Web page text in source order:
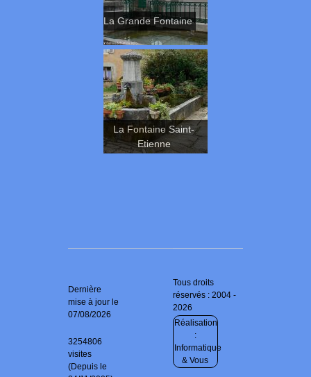
La Grande Fontaine
La Fontaine Saint-
Etienne
Dernière
mise à jour le
07/08/2026
3254806
visites
(Depuis le
Tous droits
réservés : 2004 -
2026
Réalisation
:
Informatique
& Vous